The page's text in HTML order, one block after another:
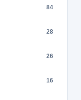
84
28
26
16